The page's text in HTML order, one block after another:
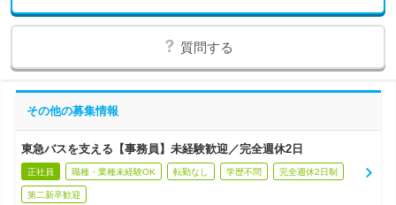
質問する
その他の募集情報
東急バスを支える【事務員】未経験歓迎／完全週休2日
正社員 職種・業種未経験OK 転勤なし 学歴不問 完全週休2日制
第二新卒歓迎